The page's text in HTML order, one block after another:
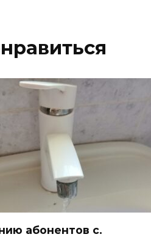
абонентов с.